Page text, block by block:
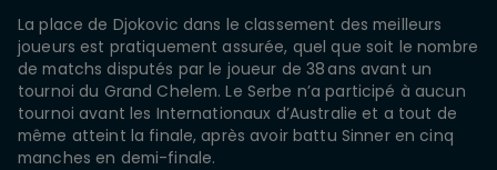
La place de Djokovic dans le classement des meilleurs
joueurs est pratiquement assurée, quel que soit le nombre
de matchs disputés par le joueur de 38 ans avant un
tournoi du Grand Chelem. Le Serbe n’a participé à aucun
tournoi avant les Internationaux d’Australie et a tout de
même atteint la finale, après avoir battu Sinner en cinq
manches en demi-finale.